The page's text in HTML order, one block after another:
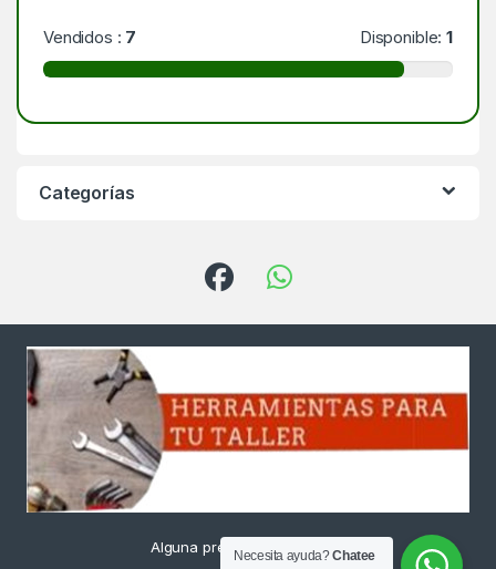
Vendidos : 7 Disponible:1
Categorías
Alguna pregunta ? Llámanos
Necesita ayuda?Chatee